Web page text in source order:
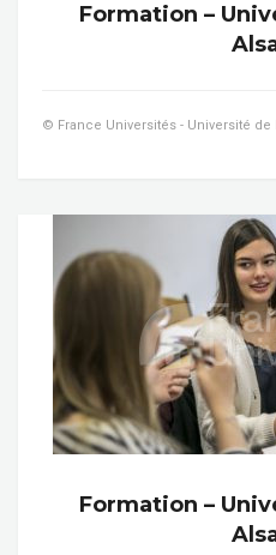
Formation –
© France Universités - Université de
Formation –